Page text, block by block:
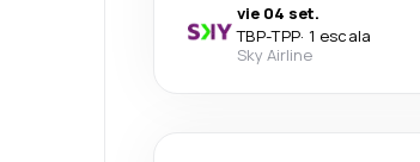
vie 04 set.
TBP-TPP· 1 escala
Sky Airline